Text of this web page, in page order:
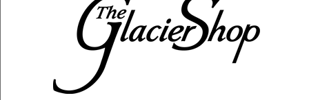
RELATEREDE PRODUKTER